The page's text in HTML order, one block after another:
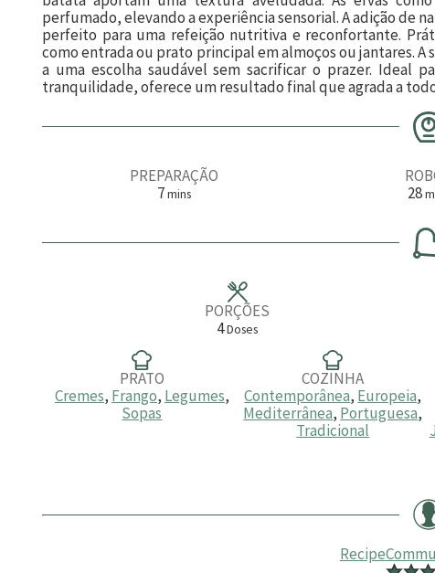
perfumado, elevando a experiência sensorial. A adição de
perfeito para uma refeição nutritiva e reconfortante.
como entrada ou prato principal em almoços ou jantares.
a uma escolha saudável sem sacrificar o prazer. Ideal
tranquilidade, oferece um resultado final que agrada a
PREPARAÇÃO
7m
u
mins
28m
n
t
PORÇÕES
4Doses
PRATO
Cremes, Frango, Legumes,
Sopas
COZINHA
Contemporânea, Europeia,
Mediterrânea, Portuguesa,
Tradicional